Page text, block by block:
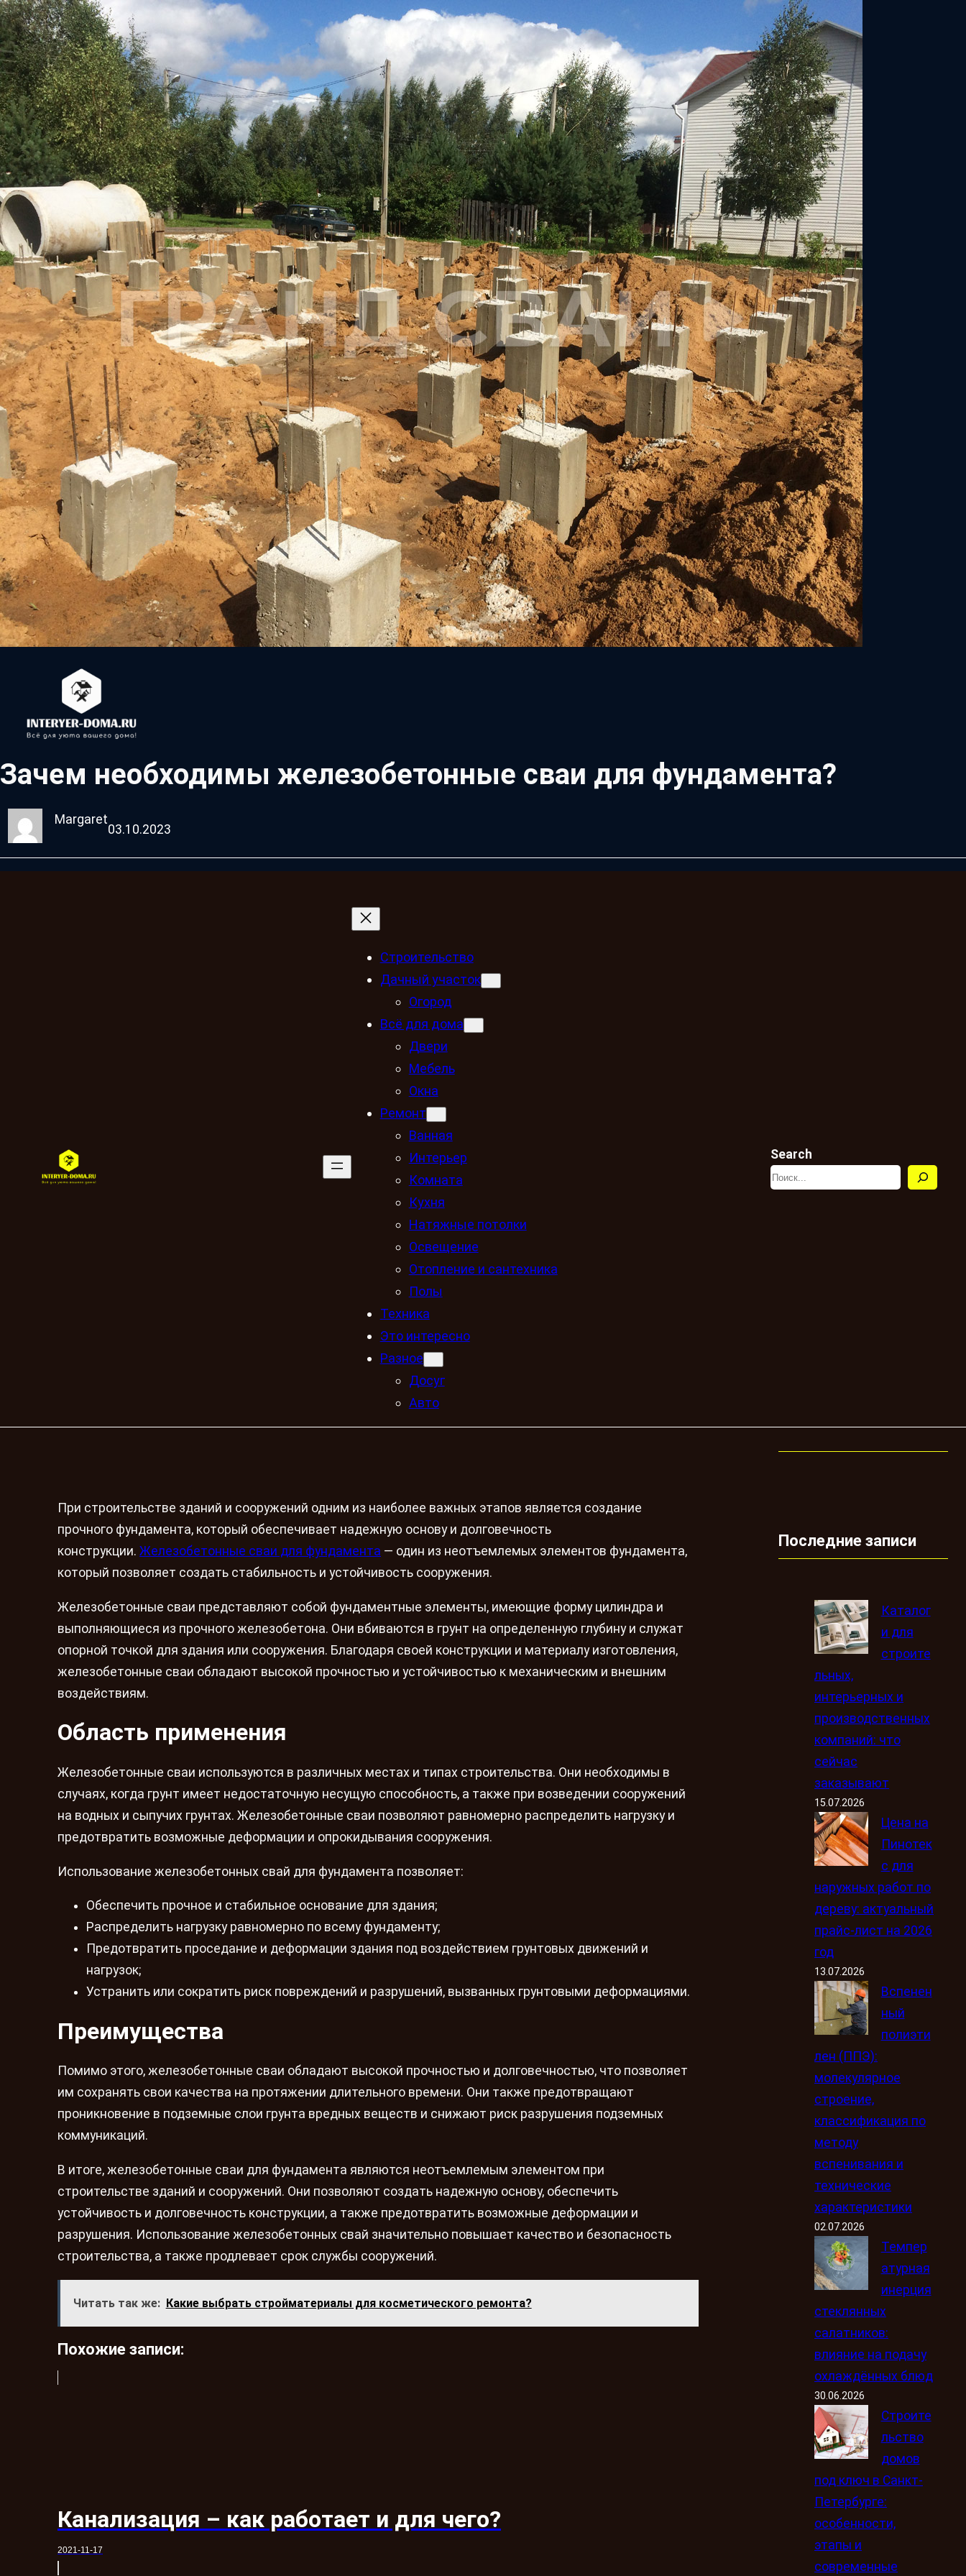
Зачем необходимы железобетонные сваи для фундамента?
Margaret
03.10.2023
Строительство
Дачный участок
Огород
Всё для дома
Двери
Мебель
Окна
Ремонт
Ванная
Интерьер
Комната
Кухня
Натяжные потолки
Освещение
Отопление и сантехника
Полы
Техника
Это интересно
Разное
Досуг
Авто
Search
При строительстве зданий и сооружений одним из наиболее важных этапов является создание
прочного фундамента, который обеспечивает надежную основу и долговечность
конструкции. Железобетонные сваи для фундамента — один из неотъемлемых элементов фундамента,
который позволяет создать стабильность и устойчивость сооружения.
Железобетонные сваи представляют собой фундаментные элементы, имеющие форму цилиндра и
выполняющиеся из прочного железобетона. Они вбиваются в грунт на определенную глубину и служат
опорной точкой для здания или сооружения. Благодаря своей конструкции и материалу изготовления,
железобетонные сваи обладают высокой прочностью и устойчивостью к механическим и внешним
воздействиям.
Область применения
Железобетонные сваи используются в различных местах и типах строительства. Они необходимы в
случаях, когда грунт имеет недостаточную несущую способность, а также при возведении сооружений
на водных и сыпучих грунтах. Железобетонные сваи позволяют равномерно распределить нагрузку и
предотвратить возможные деформации и опрокидывания сооружения.
Использование железобетонных свай для фундамента позволяет:
Обеспечить прочное и стабильное основание для здания;
Распределить нагрузку равномерно по всему фундаменту;
Предотвратить проседание и деформации здания под воздействием грунтовых движений и
нагрузок;
Устранить или сократить риск повреждений и разрушений, вызванных грунтовыми деформациями.
Преимущества
Помимо этого, железобетонные сваи обладают высокой прочностью и долговечностью, что позволяет
им сохранять свои качества на протяжении длительного времени. Они также предотвращают
проникновение в подземные слои грунта вредных веществ и снижают риск разрушения подземных
коммуникаций.
В итоге, железобетонные сваи для фундамента являются неотъемлемым элементом при
строительстве зданий и сооружений. Они позволяют создать надежную основу, обеспечить
устойчивость и долговечность конструкции, а также предотвратить возможные деформации и
разрушения. Использование железобетонных свай значительно повышает качество и безопасность
строительства, а также продлевает срок службы сооружений.
Читать так же: Какие выбрать стройматериалы для косметического ремонта?
Похожие записи:
Канализация – как работает и для чего?
2021-11-17
Последние записи
Каталог
и для
строите
льных,
интерьерных и
производственных
компаний: что
сейчас
заказывают
15.07.2026
Цена на
Пинотек
с для
наружных работ по
дереву: актуальный
прайс-лист на 2026
год
13.07.2026
Вспенен
ный
полиэти
лен (ППЭ):
молекулярное
строение,
классификация по
методу
вспенивания и
технические
характеристики
02.07.2026
Темпер
атурная
инерция
стеклянных
салатников:
влияние на подачу
охлаждённых блюд
30.06.2026
Строите
льство
домов
под ключ в Санкт-
Петербурге:
особенности,
этапы и
современные